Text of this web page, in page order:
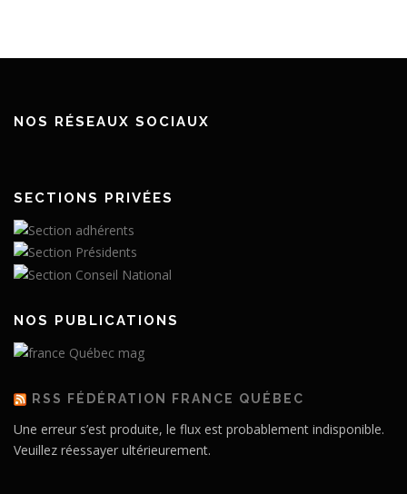
NOS RÉSEAUX SOCIAUX
SECTIONS PRIVÉES
NOS PUBLICATIONS
RSS FÉDÉRATION FRANCE QUÉBEC
Une erreur s’est produite, le flux est probablement indisponible.
Veuillez réessayer ultérieurement.